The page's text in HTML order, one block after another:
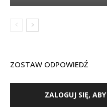
ZOSTAW ODPOWIEDŹ
ZALOGUJ SIĘ,